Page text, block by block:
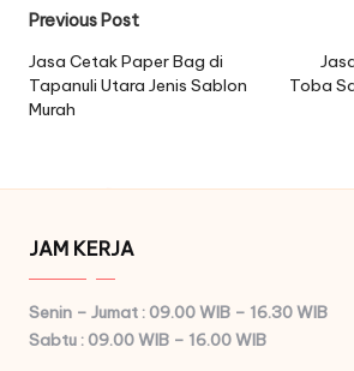
Post
navigation
Previous Post
Jasa Cetak Paper Bag di
Tapanuli Utara Jenis Sablon
Murah
Toba
JAM KERJA
Senin – Jumat : 09.00 WIB – 16.30 WIB
Sabtu : 09.00 WIB – 16.00 WIB